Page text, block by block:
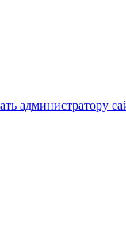
администратору